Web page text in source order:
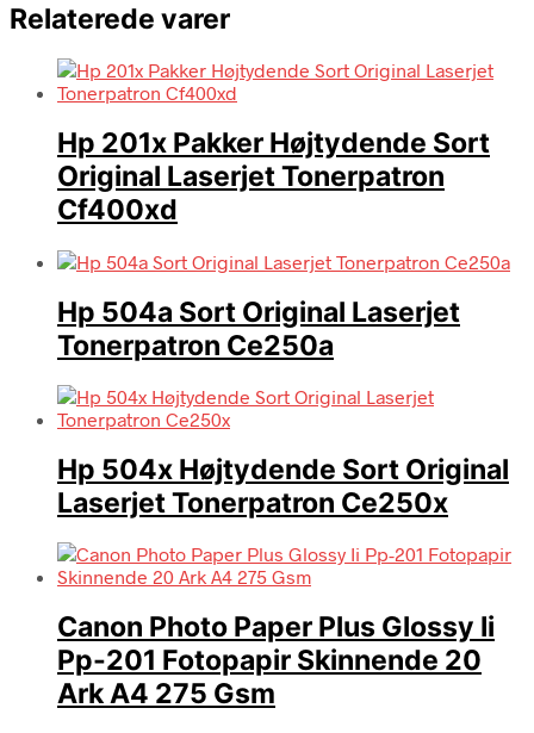
Relaterede varer
Hp 201x Pakker Højtydende Sort
Original Laserjet Tonerpatron
Cf400xd
Hp 504a Sort Original Laserjet
Tonerpatron Ce250a
Hp 504x Højtydende Sort Original
Laserjet Tonerpatron Ce250x
Canon Photo Paper Plus Glossy Ii
Pp-201 Fotopapir Skinnende 20
Ark A4 275 Gsm